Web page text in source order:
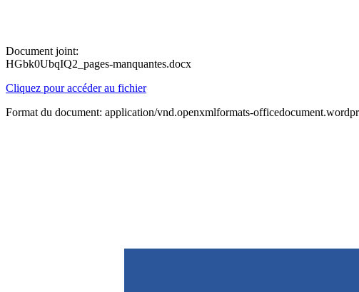
Document joint:
HGbk0UbqIQ2_pages-manquantes.docx
Cliquez pour accéder au fichier
Format du document: application/vnd.openxmlformats-